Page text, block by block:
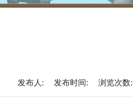
发布人: 发布时间: 浏览次数: